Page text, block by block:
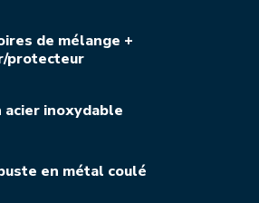
de mélange +
protecteur
acier inoxydable
en métal coulé